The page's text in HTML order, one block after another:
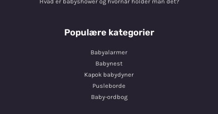
Populære kategorier
Babyalarmer
Babynest
Kapok babydyner
Pusleborde
Baby-ordbog